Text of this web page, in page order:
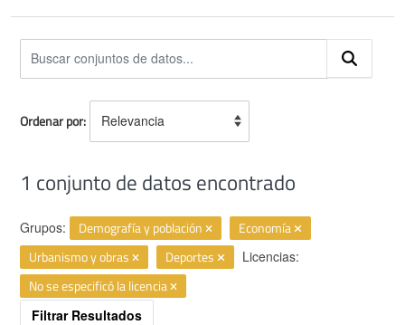
Ordenar por
1 conjunto de datos encontrado
Grupos: Demografía y población
Economía
Urbanismo y obras
Deportes Licencias:
No se especificó la licencia
Filtrar Resultados